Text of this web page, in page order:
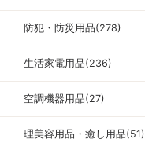
防犯・防災用品(278)
生活家電用品(236)
空調機器用品(27)
理美容用品・癒し用品(51)